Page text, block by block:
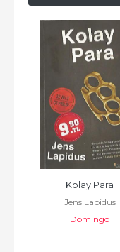
Kolay Para
Jens Lapidus
Domingo